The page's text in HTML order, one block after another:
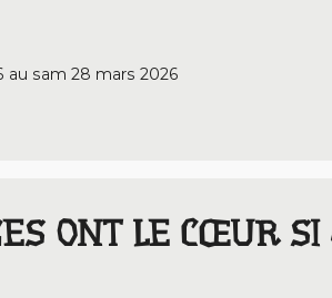
au sam 28 mars 2026
ONT LE CŒUR SI